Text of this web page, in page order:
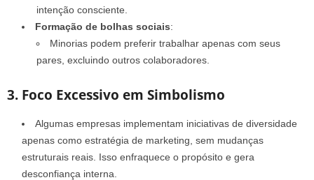
intenção consciente.
Formação de bolhas sociais:
Minorias podem preferir trabalhar apenas com seus
pares, excluindo outros colaboradores.
3. Foco Excessivo em Simbolismo
Algumas empresas implementam iniciativas de diversidade
apenas como estratégia de marketing, sem mudanças
estruturais reais. Isso enfraquece o propósito e gera
desconfiança interna.